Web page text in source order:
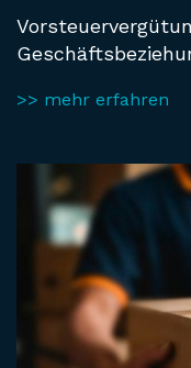
>> mehr erfahren